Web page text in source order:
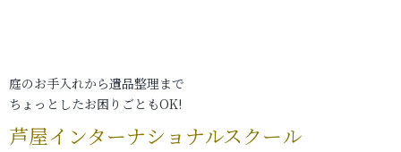
庭のお手入れから遺品整理まで
ちょっとしたお困りごともOK!
芦屋インターナショナルスクール